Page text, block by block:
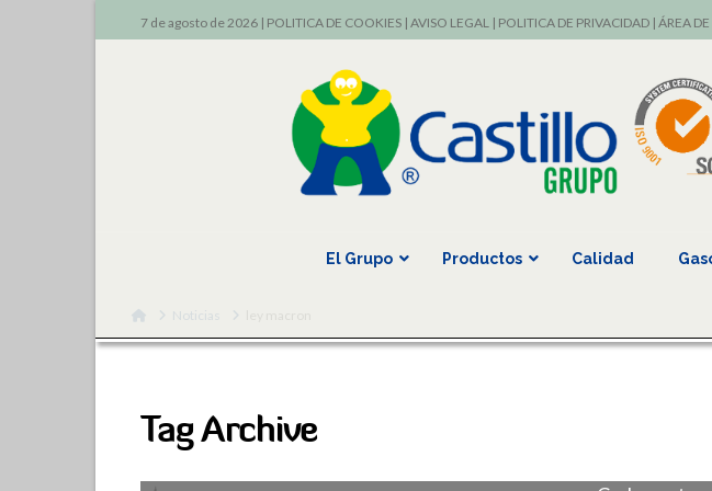
7 de agosto de 2026 | POLITICA DE COOKIES| AVISO LEGAL| POLITICA DE PRIVACIDAD| ÁREA
El Grupo Productos Calidad
HomeNoticias
Tag Archive